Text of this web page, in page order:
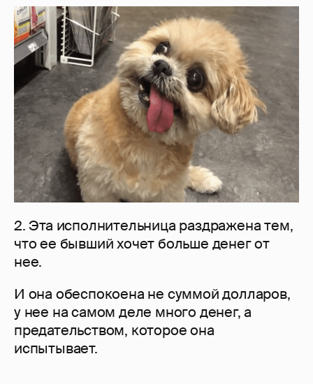
2. Эта исполнительница раздражена тем,
что ее бывший хочет больше денег от
нее.
И она обеспокоена не суммой долларов,
у нее на самом деле много денег, а
предательством, которое она
испытывает.